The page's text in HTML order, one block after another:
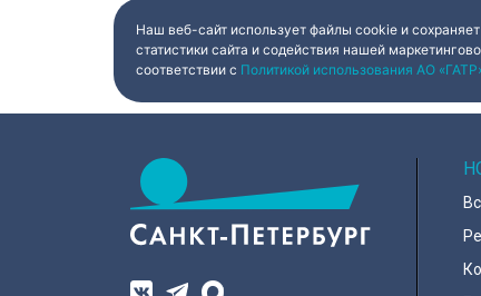
действующих вагонов, и те
превратили их в настоящие арт-
объекты. Результат доказал:
баллончик с краской в руках
имущества, а яркий стрит-арт,
договора
которых за
должен
все
деревянного
Наш веб-сайт использует файлы cookie и
статистики сайта и содействия нашей
соответствии с Политикой использования АО